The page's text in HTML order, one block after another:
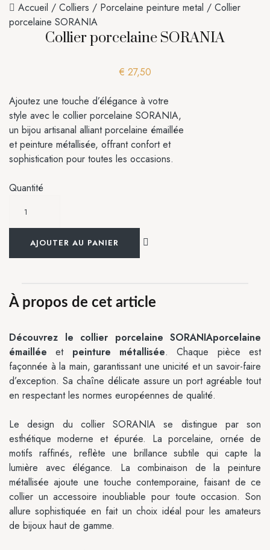
Accueil / Colliers / Porcelaine peinture metal / Collier
porcelaine SORANIA
Collier porcelaine SORANIA
€ 27,50
Ajoutez une touche d’élégance à votre
style avec le collier porcelaine SORANIA,
un bijou artisanal alliant porcelaine émaillée
et peinture métallisée, offrant confort et
sophistication pour toutes les occasions.
Quantité
AJOUTER AU PANIER
À propos de cet article
Découvrez le collier porcelaine SORANIAporcelaine
émaillée et peinture métallisée. Chaque pièce est
façonnée à la main, garantissant une unicité et un savoir-faire
d’exception. Sa chaîne délicate assure un port agréable tout
en respectant les normes européennes de qualité.
Le design du collier SORANIA se distingue par son
esthétique moderne et épurée. La porcelaine, ornée de
motifs raffinés, reflète une brillance subtile qui capte la
lumière avec élégance. La combinaison de la peinture
métallisée ajoute une touche contemporaine, faisant de ce
collier un accessoire inoubliable pour toute occasion. Son
allure sophistiquée en fait un choix idéal pour les amateurs
de bijoux haut de gamme.